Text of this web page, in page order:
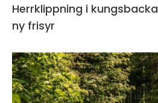
Herrklippning i kungsbacka mer än bara en
ny frisyr